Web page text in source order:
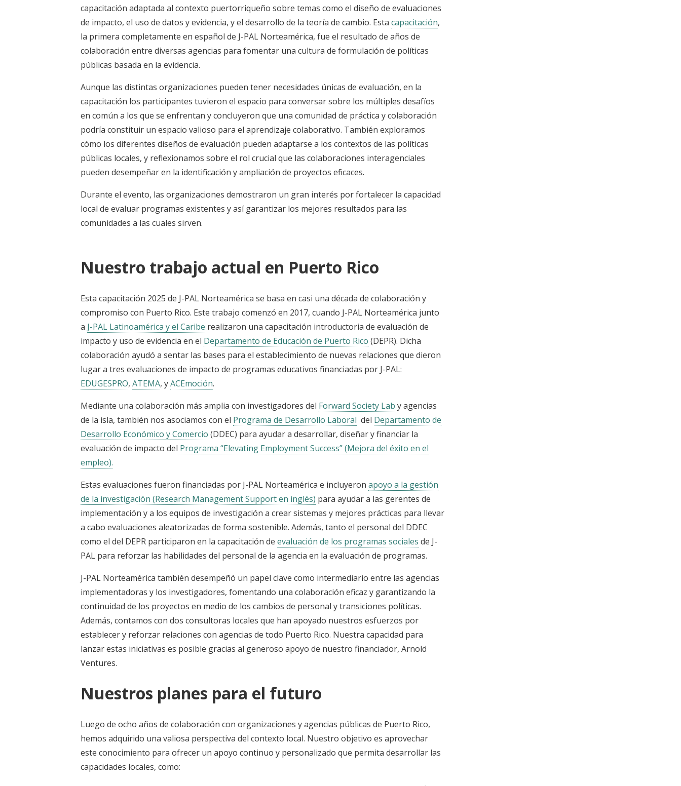
capacitación adaptada al contexto puertorriqueño sobre temas como el diseño de evaluaciones
de impacto, el uso de datos y evidencia, y el desarrollo de la teoría de cambio. Esta capacitación,
la primera completamente en español de J-PAL Norteamérica, fue el resultado de años de
colaboración entre diversas agencias para fomentar una cultura de formulación de políticas
públicas basada en la evidencia.
Aunque las distintas organizaciones pueden tener necesidades únicas de evaluación, en la
capacitación los participantes tuvieron el espacio para conversar sobre los múltiples desafíos
en común a los que se enfrentan y concluyeron que una comunidad de práctica y colaboración
podría constituir un espacio valioso para el aprendizaje colaborativo. También exploramos
cómo los diferentes diseños de evaluación pueden adaptarse a los contextos de las políticas
públicas locales, y reflexionamos sobre el rol crucial que las colaboraciones interagenciales
pueden desempeñar en la identificación y ampliación de proyectos eficaces.
Durante el evento, las organizaciones demostraron un gran interés por fortalecer la capacidad
local de evaluar programas existentes y así garantizar los mejores resultados para las
comunidades a las cuales sirven.
Nuestro trabajo actual en Puerto Rico
Esta capacitación 2025 de J-PAL Norteamérica se basa en casi una década de colaboración y
compromiso con Puerto Rico. Este trabajo comenzó en 2017, cuando J-PAL Norteamérica junto
a J-PAL Latinoamérica y el Caribe realizaron una capacitación introductoria de evaluación de
impacto y uso de evidencia en el Departamento de Educación de Puerto Rico (DEPR). Dicha
colaboración ayudó a sentar las bases para el establecimiento de nuevas relaciones que dieron
lugar a tres evaluaciones de impacto de programas educativos financiadas por J-PAL:
EDUGESPRO, ATEMA, yACEmoción.
Mediante una colaboración más amplia con investigadores del Forward Society Lab y agencias
de la isla, también nos asociamos con el Programa de Desarrollo Laboral del Departamento de
Desarrollo Económico y Comercio (DDEC) para ayudar a desarrollar, diseñar y financiar la
evaluación de impacto del Programa “Elevating Employment Success” (Mejora del éxito en el
empleo).
Estas evaluaciones fueron financiadas por J-PAL Norteamérica e incluyeron apoyo a la gestión
de la investigación (Research Management Support en inglés) para ayudar a las gerentes de
implementación y a los equipos de investigación a crear sistemas y mejores prácticas para llevar
a cabo evaluaciones aleatorizadas de forma sostenible. Además, tanto el personal del DDEC
como el del DEPR participaron en la capacitación de evaluación de los programas sociales de J-
PAL para reforzar las habilidades del personal de la agencia en la evaluación de programas.
J-PAL Norteamérica también desempeñó un papel clave como intermediario entre las agencias
implementadoras y los investigadores, fomentando una colaboración eficaz y garantizando la
continuidad de los proyectos en medio de los cambios de personal y transiciones políticas.
Además, contamos con dos consultoras locales que han apoyado nuestros esfuerzos por
establecer y reforzar relaciones con agencias de todo Puerto Rico. Nuestra capacidad para
lanzar estas iniciativas es posible gracias al generoso apoyo de nuestro financiador, Arnold
Ventures.
Nuestros planes para el futuro
Luego de ocho años de colaboración con organizaciones y agencias públicas de Puerto Rico,
hemos adquirido una valiosa perspectiva del contexto local. Nuestro objetivo es aprovechar
este conocimiento para ofrecer un apoyo continuo y personalizado que permita desarrollar las
capacidades locales, como: